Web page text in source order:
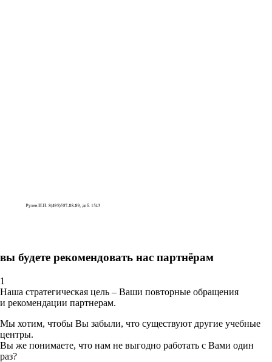
вы будете рекомендовать нас партнёрам
1
Наша стратегическая цель – Ваши повторные обращения
и рекомендации партнерам.
Мы хотим, чтобы Вы забыли, что существуют другие учебные
центры.
Вы же понимаете, что нам не выгодно работать с Вами один
раз?